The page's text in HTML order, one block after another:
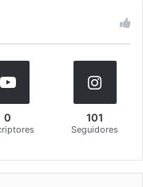
0 101
Seguidores